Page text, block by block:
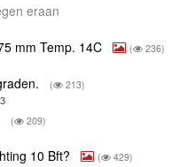
eraan
mm Temp. 14C ( 236)
( 213)
( 209)
10 Bft? ( 429)